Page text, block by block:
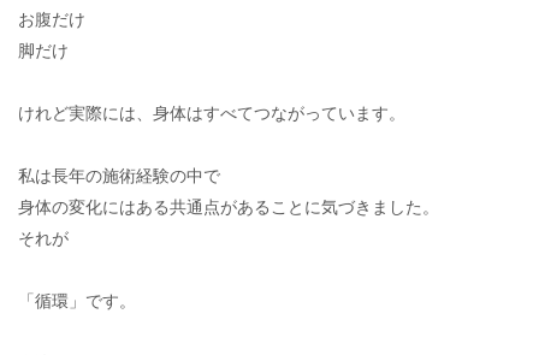
お腹だけ
脚だけ
けれど実際には、身体はすべてつながっています。
私は長年の施術経験の中で
身体の変化にはある共通点があることに気づきました。
それが
「循環」です。